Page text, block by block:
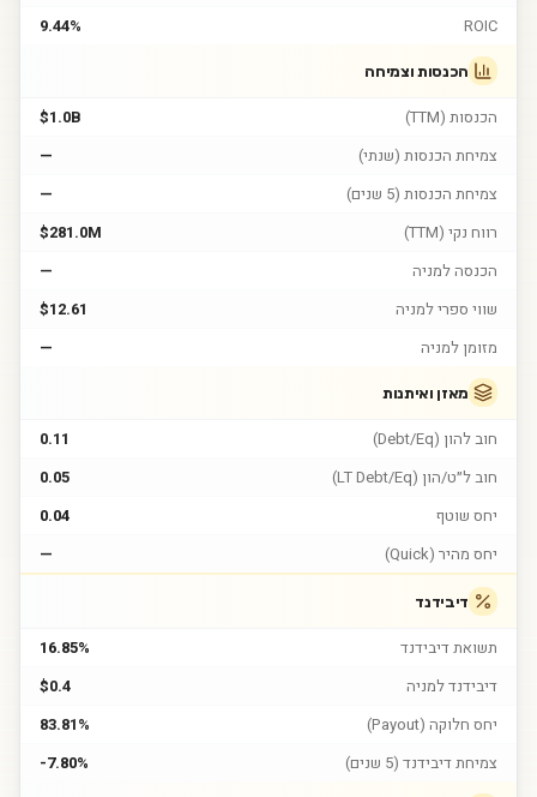
ROIC
9.44%
הכנסות וצמיחה
הכנסות (TTM)
$1.0B
צמיחת הכנסות (שנתי)
—
צמיחת הכנסות (5 שנים)
—
רווח נקי (TTM)
$281.0M
הכנסה למניה
—
שווי ספרי למניה
$12.61
מזומן למניה
—
מאזן ואיתנות
חוב להון (Debt/Eq)
0.11
חוב ל״ט/הון (LT Debt/Eq)
0.05
יחס שוטף
0.04
יחס מהיר (Quick)
—
דיבידנד
תשואת דיבידנד
16.85%
דיבידנד למניה
$0.4
יחס חלוקה (Payout)
83.81%
צמיחת דיבידנד (5 שנים)
-7.80%